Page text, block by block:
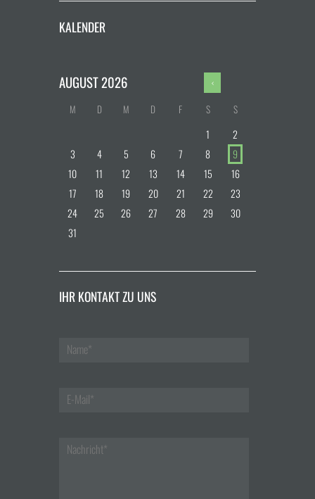
KALENDER
AUGUST2026
M D M D F S S
1
2
3
4 5 6 7 8
9
10
11 12 13 14 15
16
17
18 19 20 21 22
23
24
25 26 27 28 29
30
31
IHR KONTAKT ZU UNS